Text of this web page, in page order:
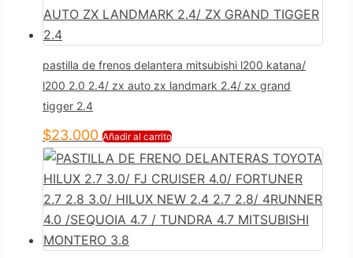
pastilla de frenos delantera mitsubishi l200 katana/
l200 2.0 2.4/ zx auto zx landmark 2.4/ zx grand
tigger 2.4
$23.000 Añadir al carrito